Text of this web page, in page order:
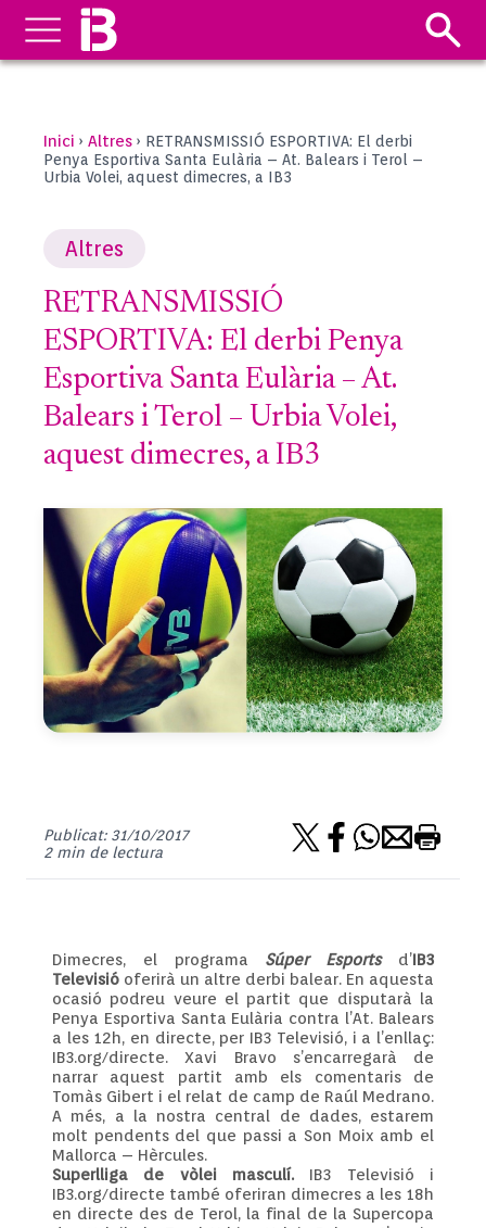
Inici › Altres › RETRANSMISSIÓ ESPORTIVA: El derbi
Penya Esportiva Santa Eulària – At. Balears i Terol –
Urbia Volei, aquest dimecres, a IB3
Altres
RETRANSMISSIÓ
ESPORTIVA: El derbi Penya
Esportiva Santa Eulària – At.
Balears i Terol – Urbia Volei,
aquest dimecres, a IB3
Publicat: 31/10/2017
2 min de lectura
Dimecres, el programa Súper Esportsd’IB3
Televisió oferirà un altre derbi balear. En aquesta
ocasió podreu veure el partit que disputarà la
Penya Esportiva Santa Eulària contra l’At. Balears
a les 12h, en directe, per IB3 Televisió, i a l’enllaç:
IB3.org/directe. Xavi Bravo s’encarregarà de
narrar aquest partit amb els comentaris de
Tomàs Gibert i el relat de camp de Raúl Medrano.
A més, a la nostra central de dades, estarem
molt pendents del que passi a Son Moix amb el
Mallorca – Hèrcules.
Superlliga de vòlei masculí. IB3 Televisió i
IB3.org/directe també oferiran dimecres a les 18h
en directe des de Terol, la final de la Supercopa